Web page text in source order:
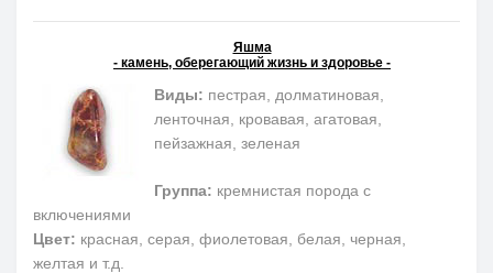
Яшма
- камень, оберегающий жизнь и здоровье -
Виды: пестрая, долматиновая,
ленточная, кровавая, агатовая,
пейзажная, зеленая
Группа: кремнистая порода с
включениями
Цвет: красная, серая, фиолетовая, белая, черная,
желтая и т.д.